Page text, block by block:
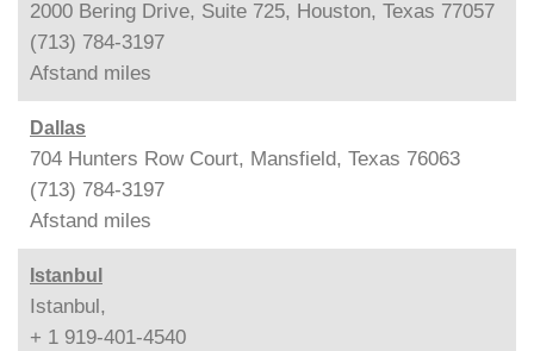
2000 Bering Drive, Suite 725, Houston, Texas 77057
(713) 784-3197
Afstand miles
Dallas
704 Hunters Row Court, Mansfield, Texas 76063
(713) 784-3197
Afstand miles
Istanbul
Istanbul,
+ 1 919-401-4540